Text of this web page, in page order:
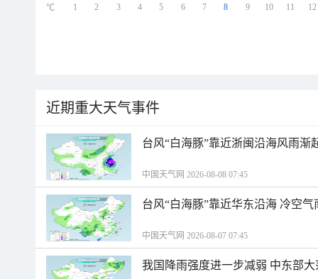
1 2 3 4 5 6 7 8 9 10 11 12
℃
近期重大天气事件
台风“白海豚”靠近浙闽沿海风雨渐
中国天气网 2026-08-08 07:45
台风“白海豚”靠近华东沿海 冷空
中国天气网 2026-08-07 07:45
我国降雨强度进一步减弱 中东部